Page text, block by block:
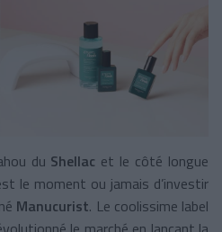
du Shellac et le côté longue
le moment ou jamais d’investir
Manucurist. Le coolissime label